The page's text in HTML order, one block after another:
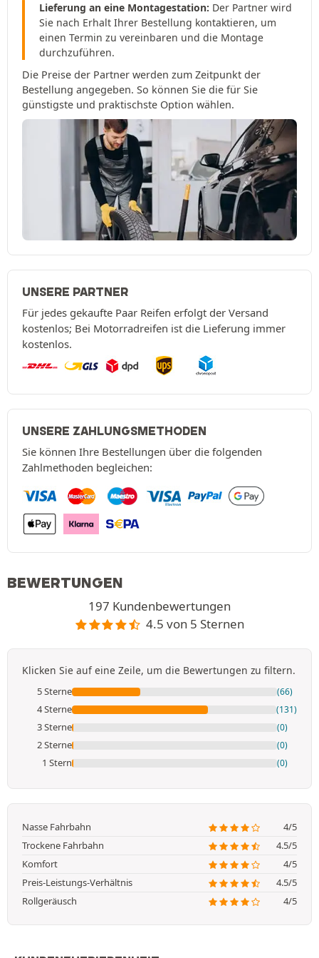
Lieferung an eine Montagestation: Der Partner wird
Sie nach Erhalt Ihrer Bestellung kontaktieren, um
einen Termin zu vereinbaren und die Montage
durchzuführen.
Die Preise der Partner werden zum Zeitpunkt der
Bestellung angegeben. So können Sie die für Sie
günstigste und praktischste Option wählen.
UNSERE PARTNER
Für jedes gekaufte Paar Reifen erfolgt der Versand
kostenlos; Bei Motorradreifen ist die Lieferung immer
kostenlos.
UNSERE ZAHLUNGSMETHODEN
Sie können Ihre Bestellungen über die folgenden
Zahlmethoden begleichen:
BEWERTUNGEN
197 Kundenbewertungen
4.5 von 5 Sternen
Klicken Sie auf eine Zeile, um die Bewertungen zu filtern.
5 Sterne (66)
4 Sterne (131)
3 Sterne (0)
2 Sterne (0)
1 Stern (0)
Nasse Fahrbahn
4/5
Trockene Fahrbahn
4.5/5
Komfort
4/5
Preis-Leistungs-Verhältnis
4.5/5
Rollgeräusch
4/5